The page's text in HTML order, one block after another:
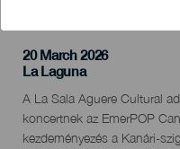
20 March 2026
Localidad
La Laguna
Descripción
del
evento
A La Sala Aguere Cultural
koncertnek az EmerPOP
kezdeményezés a Kanári-